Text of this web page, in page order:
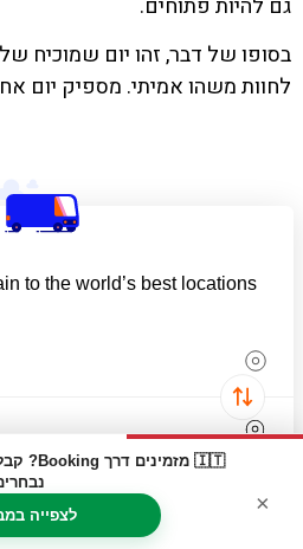
🇮🇹 מזמינים דרך Booking? קבלו
לצפייה
×
בסופו של דבר, זהו יום שמוכיח
לחוות משהו אמיתי. מספיק יום
to the world’s best locations
travel tickets